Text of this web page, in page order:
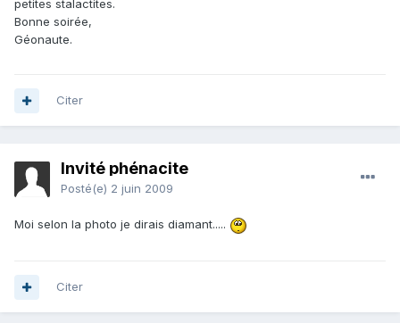
petites stalactites.
Bonne soirée,
Géonaute.
Citer
Invité phénacite
Posté(e) 2 juin 2009
Moi selon la photo je dirais diamant.....
Citer